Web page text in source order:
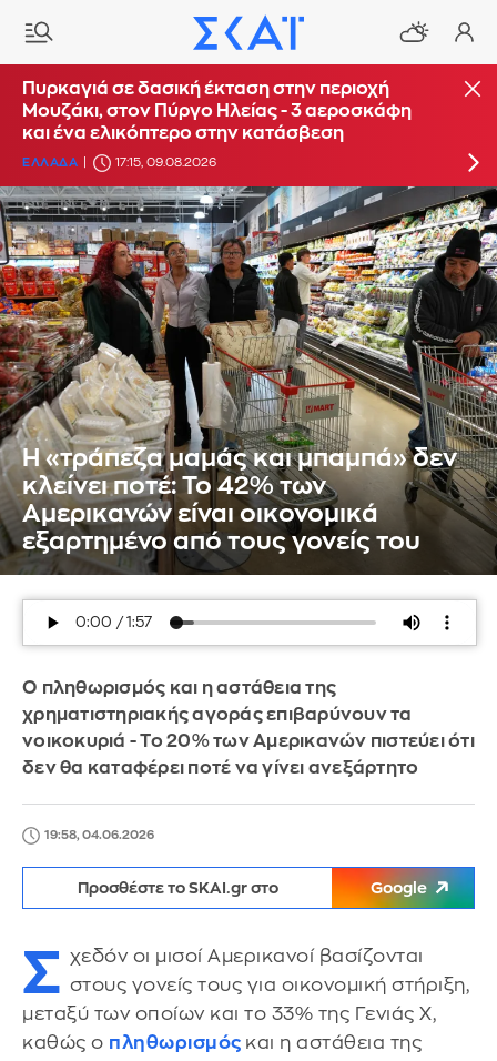
Οριοθετήθηκε η πυρκαγιά στο Κορωπί
ΕΛΛΑΔΑ 16:14, 09.08.2026 UPDATE: 17:16
Πυρκαγιά σε δασική έκταση στην περιοχή
Μουζάκι, στον Πύργο Ηλείας - 3 αεροσκάφη
και ένα ελικόπτερο στην κατάσβεση
ΕΛΛΑΔΑ 17:15, 09.08.2026
Η «τράπεζα μαμάς και μπαμπά» δεν
κλείνει ποτέ: Το 42% των
Αμερικανών είναι οικονομικά
εξαρτημένο από τους γονείς του
Ο πληθωρισμός και η αστάθεια της
χρηματιστηριακής αγοράς επιβαρύνουν τα
νοικοκυριά - Το 20% των Αμερικανών πιστεύει ότι
δεν θα καταφέρει ποτέ να γίνει ανεξάρτητο
19:58, 04.06.2026
Προσθέστε το SKAI.gr στο Google
Σ χεδόν οι μισοί Αμερικανοί βασίζονται
στους γονείς τους για οικονομική στήριξη,
μεταξύ των οποίων και το 33% της Γενιάς Χ,
καθώς ο πληθωρισμός και η αστάθεια της